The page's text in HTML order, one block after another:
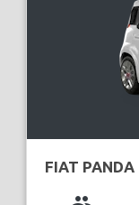
FIAT PANDA